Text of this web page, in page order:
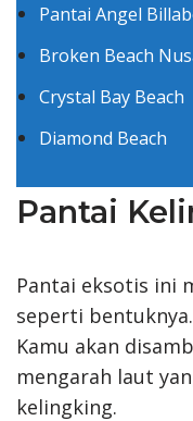
Pantai Angel
Broken Beach
Crystal Bay Beach
Diamond Beach
Pantai
Pantai eksotis ini
seperti
Kamu akan
mengarah laut
kelingking.